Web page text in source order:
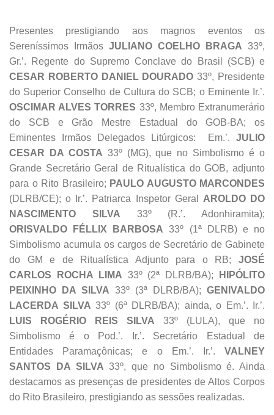
Presentes prestigiando aos magnos eventos os
Sereníssimos Irmãos JULIANO COELHO BRAGA 33º,
Gr.’. Regente do Supremo Conclave do Brasil (SCB) e
CESAR ROBERTO DANIEL DOURADO 33º, Presidente
do Superior Conselho de Cultura do SCB; o Eminente Ir.’.
OSCIMAR ALVES TORRES 33º, Membro Extranumerário
do SCB e Grão Mestre Estadual do GOB-BA; os
Eminentes Irmãos Delegados Litúrgicos: Em.’. JULIO
CESAR DA COSTA 33º (MG), que no Simbolismo é o
Grande Secretário Geral de Ritualística do GOB, adjunto
para o Rito Brasileiro; PAULO AUGUSTO MARCONDES
(DLRB/CE); o Ir.’. Patriarca Inspetor Geral AROLDO DO
NASCIMENTO SILVA 33º (R.’. Adonhiramita);
ORISVALDO FÉLLIX BARBOSA 33º (1ª DLRB) e no
Simbolismo acumula os cargos de Secretário de Gabinete
do GM e de Ritualística Adjunto para o RB; JOSÉ
CARLOS ROCHA LIMA 33º (2ª DLRB/BA);
HIPÓLITO
PEIXINHO DA SILVA 33º (3ª DLRB/BA); GENIVALDO
LACERDA SILVA 33º (6ª DLRB/BA); ainda, o Em.’. Ir.’.
LUIS ROGÉRIO REIS SILVA 33º (LULA), que no
Simbolismo é o Pod.’. Ir.’. Secretário Estadual de
Entidades Paramaçônicas; e o Em.’. Ir.’. VALNEY
SANTOS DA SILVA 33º, que no Simbolismo é. Ainda
destacamos as presenças de presidentes de Altos Corpos
do Rito Brasileiro, prestigiando as sessões realizadas.